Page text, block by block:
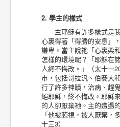
2. 學主的樣式
主耶穌有許多樣式是我
心裏得著「得勝的安息」
謙卑。當主說祂「心裏柔
怎樣的環境呢？「耶穌在
人終不悔改。」（太十一
市，包括哥拉汎、伯賽大
行了許多神蹟，治病、趕
絕耶穌，終不悔改。耶穌
的人卻厭棄祂。主的遭遇
「他被藐視，被人厭棄，
十三3）